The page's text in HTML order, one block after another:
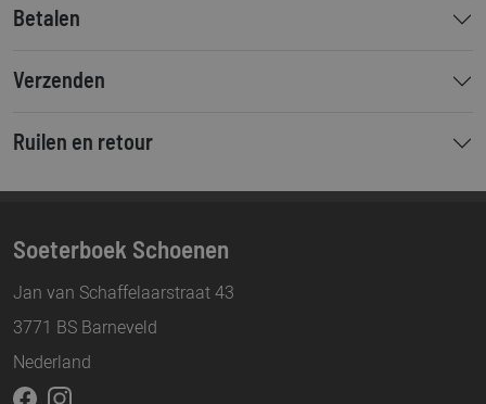
Betalen
Verzenden
Ruilen en retour
Soeterboek Schoenen
Jan van Schaffelaarstraat 43
3771 BS Barneveld
Nederland